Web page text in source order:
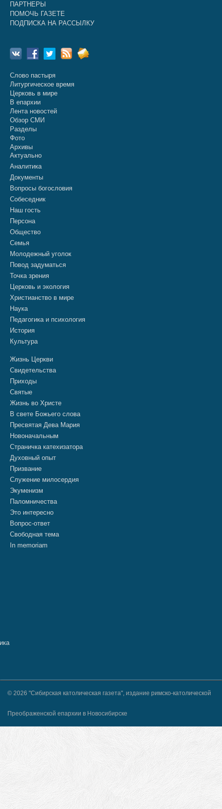
ПАРТНЕРЫ
ПОМОЧЬ ГАЗЕТЕ
ПОДПИСКА НА РАССЫЛКУ
Слово пастыря
Литургическое время
Церковь в мире
В епархии
Лента новостей
Обзор СМИ
Разделы
Фото
Архивы
Актуально
Аналитика
Документы
Вопросы богословия
Собеседник
Наш гость
Персона
Общество
Семья
Молодежный уголок
Повод задуматься
Точка зрения
Церковь и экология
Христианство в мире
Наука
Педагогика и психология
История
Культура
Жизнь Церкви
Свидетельства
Приходы
Святые
Жизнь во Христе
В свете Божьего слова
Пресвятая Дева Мария
Новоначальным
Страничка катехизатора
Духовный опыт
Призвание
Служение милосердия
Экуменизм
Паломничества
Это интересно
Вопрос-ответ
Свободная тема
In memoriam
© 2026 "Сибирская католическая газета", издание римско-католической
Преображенской епархии в Новосибирске